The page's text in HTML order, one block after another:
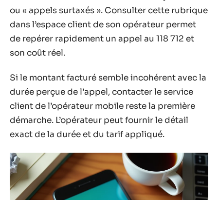
ou « appels surtaxés ». Consulter cette rubrique
dans l’espace client de son opérateur permet
de repérer rapidement un appel au 118 712 et
son coût réel.
Si le montant facturé semble incohérent avec la
durée perçue de l’appel, contacter le service
client de l’opérateur mobile reste la première
démarche. L’opérateur peut fournir le détail
exact de la durée et du tarif appliqué.